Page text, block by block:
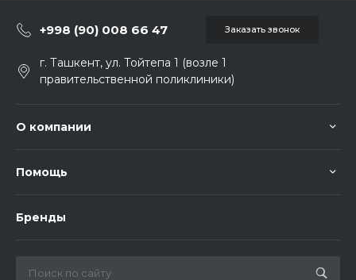
+998 (90) 008 66 47 Заказать звонок
г. Ташкент, ул. Тойтепа 1 (возле 1
правительственной поликлиники)
О компании
Помощь
Бренды